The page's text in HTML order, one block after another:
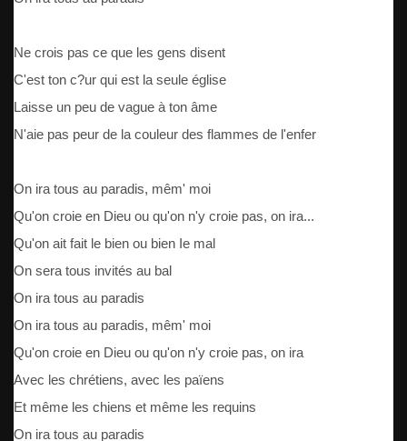
Ne crois pas ce que les gens disent
C'est ton c?ur qui est la seule église
Laisse un peu de vague à ton âme
N'aie pas peur de la couleur des flammes de l'enfer
On ira tous au paradis, mêm' moi
Qu'on croie en Dieu ou qu'on n'y croie pas, on ira...
Qu'on ait fait le bien ou bien Ie mal
On sera tous invités au bal
On ira tous au paradis
On ira tous au paradis, mêm' moi
Qu'on croie en Dieu ou qu'on n'y croie pas, on ira
Avec les chrétiens, avec les païens
Et même les chiens et même les requins
On ira tous au paradis